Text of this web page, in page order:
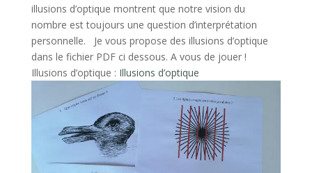
illusions d’optique montrent que notre vision du
nombre est toujours une question d’interprétation
personnelle. Je vous propose des illusions d’optique
dans le fichier PDF ci dessous. A vous de jouer !
Illusions d’optique : Illusions d’optique